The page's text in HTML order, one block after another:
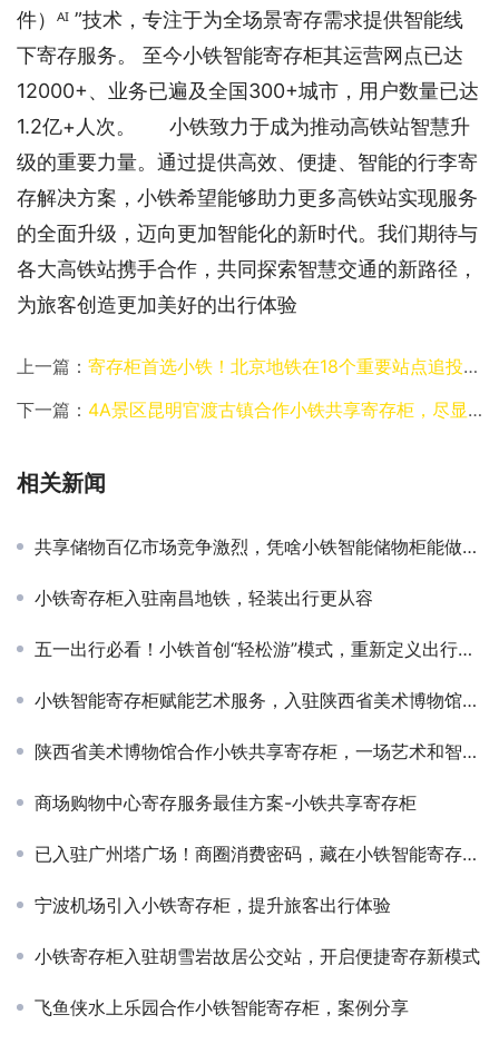
件）ᴬᴵ ”技术，专注于为全场景寄存需求提供智能线
下寄存服务。 至今小铁智能寄存柜其运营网点已达
12000+、业务已遍及全国300+城市，用户数量已达
1.2亿+人次。      小铁致力于成为推动高铁站智慧升
级的重要力量。通过提供高效、便捷、智能的行李寄
存解决方案，小铁希望能够助力更多高铁站实现服务
的全面升级，迈向更加智能化的新时代。我们期待与
各大高铁站携手合作，共同探索智慧交通的新路径，
为旅客创造更加美好的出行体验
上一篇： 寄存柜首选小铁！北京地铁在18个重要站点追投小铁共享寄存柜
下一篇： 4A景区昆明官渡古镇合作小铁共享寄存柜，尽显古城风采
相关新闻
共享储物百亿市场竞争激烈，凭啥小铁智能储物柜能做到行业第一？
小铁寄存柜入驻南昌地铁，轻装出行更从容​
五一出行必看！小铁首创“轻松游”模式，重新定义出行寄存新体验
小铁智能寄存柜赋能艺术服务，入驻陕西省美术博物馆和广东粤剧院
陕西省美术博物馆合作小铁共享寄存柜，一场艺术和智能的融合碰撞
商场购物中心寄存服务最佳方案-小铁共享寄存柜
已入驻广州塔广场！商圈消费密码，藏在小铁智能寄存柜里！
宁波机场引入小铁寄存柜，提升旅客出行体验
小铁寄存柜入驻胡雪岩故居公交站，开启便捷寄存新模式
飞鱼侠水上乐园合作小铁智能寄存柜，案例分享